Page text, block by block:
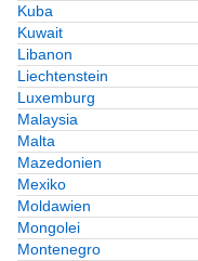
Kuba
Kuwait
Libanon
Liechtenstein
Luxemburg
Malaysia
Malta
Mazedonien
Mexiko
Moldawien
Mongolei
Montenegro